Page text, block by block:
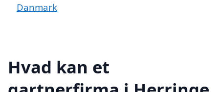
Danmark
Hvad kan et